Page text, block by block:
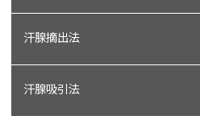
汗腺摘出法
汗腺吸引法